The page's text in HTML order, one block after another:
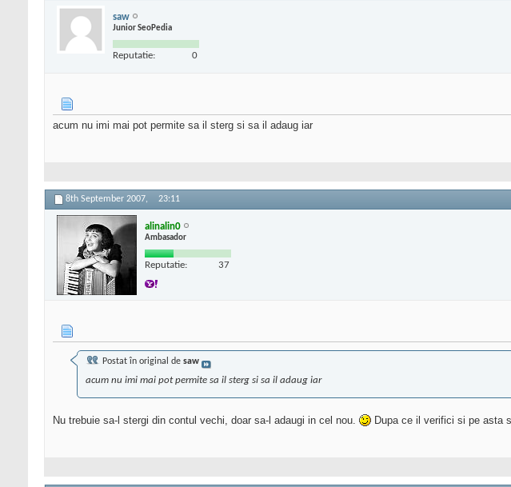
saw
Junior SeoPedia
Reputatie: 0
acum nu imi mai pot permite sa il sterg si sa il adaug iar
8th September 2007, 23:11
alinalin0
Ambasador
Reputatie: 37
Postat în original de saw
acum nu imi mai pot permite sa il sterg si sa il adaug iar
Nu trebuie sa-l stergi din contul vechi, doar sa-l adaugi in cel nou. Dupa ce il verifici si pe asta